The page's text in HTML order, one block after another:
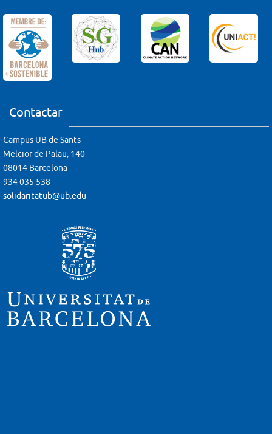
Contactar
Campus UB de Sants
Melcior de Palau, 140
08014 Barcelona
934 035 538
solidaritatub@ub.edu